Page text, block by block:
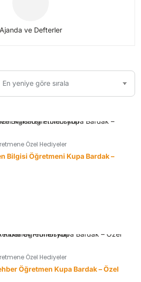
Ajanda ve Defterler
Özel Hediyeler
Bilgisi Öğretmeni Kupa Bardak –
Özel Hediyeler
Öğretmen Kupa Bardak – Özel